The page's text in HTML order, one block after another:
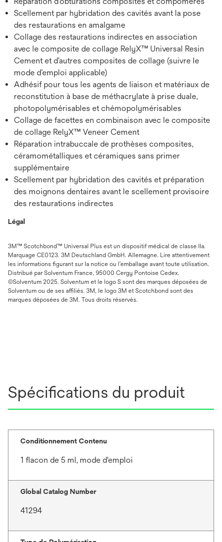
Scellement par hybridation des cavités avant la pose
des restaurations en amalgame
Collage des restaurations indirectes en association
avec le composite de collage RelyX™ Universal Resin
Cement et d’autres composites de collage (suivre le
mode d’emploi applicable)
Adhésif pour tous les agents de liaison et matériaux de
reconstitution à base de méthacrylate à prise duale,
photopolymérisables et chémopolymérisables
Collage de facettes en combinaison avec le composite
de collage RelyX™ Veneer Cement
Réparation intrabuccale de prothèses composites,
céramométalliques et céramiques sans primer
supplémentaire
Scellement par hybridation des cavités et préparation
des moignons dentaires avant le scellement provisoire
des restaurations indirectes
Légal
3M™ Scotchbond™ Universal Plus est un dispositif médical de classe IIa.
Marquage CE0123. 3M Deutschland GmbH. Allemagne. Lire attentivement
les informations figurant sur la notice ou l’emballage avant toute utilisation.
Distribué par Solventum France, 95000 Cergy Pontoise Cedex.
©Solventum 2025. Solventum et le logo S sont des marques déposées de
Solventum ou de ses affiliés. 3M, le logo 3M et Scotchbond sont des
marques déposées de 3M. Tous droits réservés.
Spécifications du produit
Conditionnement Contenu
1 flacon de 5 ml, mode d'emploi
Global Catalog Number
41294